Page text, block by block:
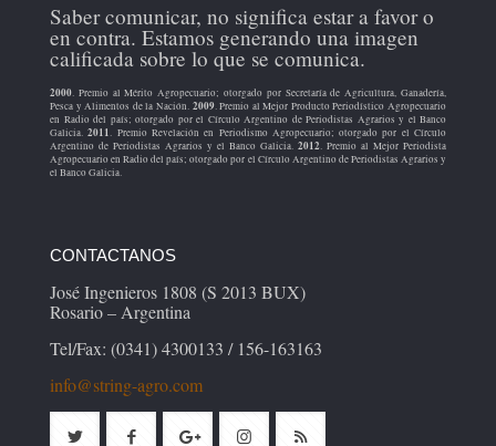
Saber comunicar, no significa estar a favor o
en contra. Estamos generando una imagen
calificada sobre lo que se comunica.
2000. Premio al Mérito Agropecuario; otorgado por Secretaría de Agricultura, Ganadería,
Pesca y Alimentos de la Nación. 2009. Premio al Mejor Producto Periodístico Agropecuario
en Radio del país; otorgado por el Círculo Argentino de Periodistas Agrarios y el Banco
Galicia.2011. Premio Revelación en Periodismo Agropecuario; otorgado por el Círculo
Argentino de Periodistas Agrarios y el Banco Galicia. 2012. Premio al Mejor Periodista
Agropecuario en Radio del país; otorgado por el Círculo Argentino de Periodistas Agrarios y
el Banco Galicia.
CONTACTANOS
José Ingenieros 1808 (S 2013 BUX)
Rosario – Argentina
Tel/Fax: (0341) 4300133 / 156-163163
info@string-agro.com